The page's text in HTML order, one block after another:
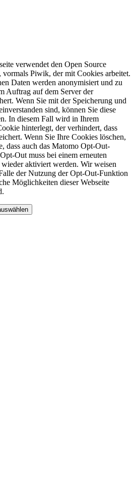
verwendet den Open Source
vormals Piwik, der mit Cookies arbeitet.
Daten werden anonymisiert und zu
Auftrag auf dem Server der
Wenn Sie mit der Speicherung und
sind, können Sie diese
In diesem Fall wird in Ihrem
hinterlegt, der verhindert, dass
Wenn Sie Ihre Cookies löschen,
dass auch das Matomo Opt-Out-
Out muss bei einem erneuten
wieder aktiviert werden. Wir weisen
der Nutzung der Opt-Out-Funktion
Möglichkeiten dieser Webseite